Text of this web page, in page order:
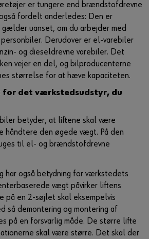
er tungere end brændstofdrevne
fordelt anderledes: Den er
uanset, om du arbejder med
Derudover er el-varebiler
og dieseldrevne varebiler. Det
vejer en del, og bilproducenterne
størrelse for at hæve kapaciteten.
for det værkstedsudstyr, du
betyder, at liftene skal være
håndtere den øgede vægt. På den
til el- og brændstofdrevne
har også betydning for værkstedets
vægt påvirker liftens
på en 2-søjlet skal eksempelvis
så demontering og montering af
på en forsvarlig måde. De større lifte
skal være større. Det skal der